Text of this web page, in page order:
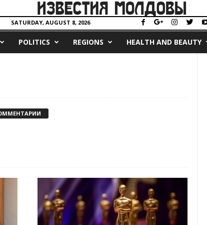
SATURDAY, AUGUST 8, 2026
POLITICS REGIONS HEALTH AND BEAUTY